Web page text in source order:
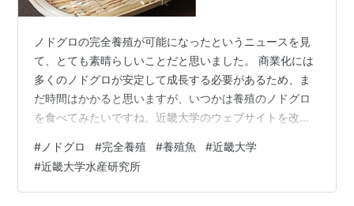
水産学科
食品栄養学科
環境管理学科
バイオサイエンス学科
大学院農学研究科
和歌山キャンパス（和歌山県紀の川市西三谷930）
生物理工学部
ノドグロの完全養殖が可能になったというニュースを見
て、とても素晴らしいことだと思いました。 商業化には
多くのノドグロが安定して成長する必要があるため、ま
だ時間はかかると思いますが、いつかは養殖のノドグロ
を食べてみたいですね。近畿大学のウェブサイトを改め
間にかかなり増えていることに気づきました。 研究の積
み重ねが着実に成果として表れているのだなと思いま
す。生産された養殖魚は、「近畿大学水産研究所」でい
#ノドグロ #完全養殖 #養殖魚 #近畿大学
#近畿大学水産研究所